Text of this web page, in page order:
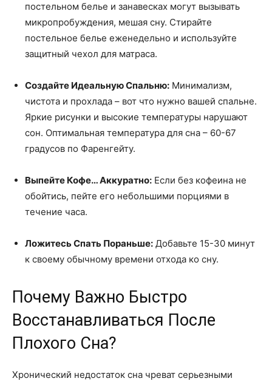
постельном белье и занавесках могут вызывать
микропробуждения, мешая сну. Стирайте
постельное белье еженедельно и используйте
защитный чехол для матраса.
Создайте Идеальную Спальню: Минимализм,
чистота и прохлада – вот что нужно вашей спальне.
Яркие рисунки и высокие температуры нарушают
сон. Оптимальная температура для сна – 60-67
градусов по Фаренгейту.
Выпейте Кофе… Аккуратно: Если без кофеина не
обойтись, пейте его небольшими порциями в
течение часа.
Ложитесь Спать Пораньше: Добавьте 15-30 минут
к своему обычному времени отхода ко сну.
Почему Важно Быстро
Восстанавливаться После
Плохого Сна?
Хронический недостаток сна чреват серьезными